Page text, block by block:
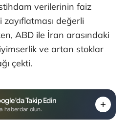
verilerinin faiz
zayıflatması değerli
ABD ile İran arasındaki
ve artan stoklar
çekti.
Takip Edin
haberdar olun.